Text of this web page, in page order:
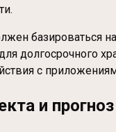
базироваться
долгосрочного
с
и